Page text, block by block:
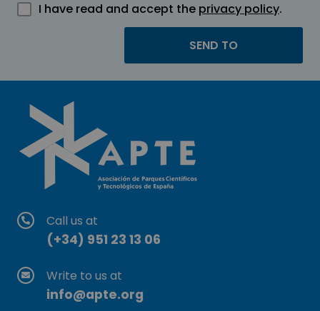
I have read and accept the privacy policy.
Call us at
(+34) 951 23 13 06
Write to us at
info@apte.org